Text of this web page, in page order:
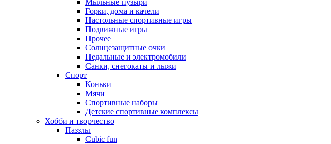
Мыльные пузыри
Горки, дома и качели
Настольные спортивные игры
Подвижные игры
Прочее
Солнцезащитные очки
Педальные и электромобили
Санки, снегокаты и лыжи
Спорт
Коньки
Мячи
Спортивные наборы
Детские спортивные комплексы
Хобби и творчество
Паззлы
Cubic fun